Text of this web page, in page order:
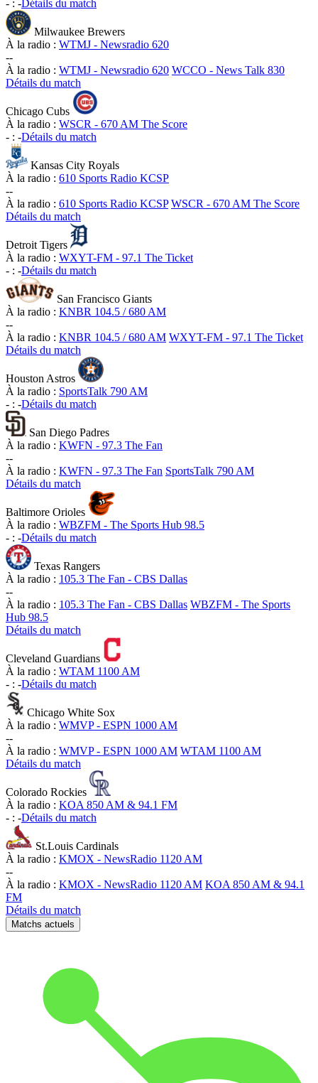
- : - Détails du match
Milwaukee Brewers
À la radio : WTMJ - Newsradio 620
--
À la radio : WTMJ - Newsradio 620 WCCO - News Talk 830
Détails du match
Chicago Cubs
À la radio : WSCR - 670 AM The Score
- : -Détails du match
Kansas City Royals
À la radio : 610 Sports Radio KCSP
--
À la radio : 610 Sports Radio KCSP WSCR - 670 AM The Score
Détails du match
Detroit Tigers
À la radio : WXYT-FM - 97.1 The Ticket
- : -Détails du match
San Francisco Giants
À la radio : KNBR 104.5 / 680 AM
--
À la radio : KNBR 104.5 / 680 AM WXYT-FM - 97.1 The Ticket
Détails du match
Houston Astros
À la radio : SportsTalk 790 AM
- : -Détails du match
San Diego Padres
À la radio : KWFN - 97.3 The Fan
--
À la radio : KWFN - 97.3 The Fan SportsTalk 790 AM
Détails du match
Baltimore Orioles
À la radio : WBZFM - The Sports Hub 98.5
- : -Détails du match
Texas Rangers
À la radio : 105.3 The Fan - CBS Dallas
--
À la radio : 105.3 The Fan - CBS Dallas WBZFM - The Sports
Hub 98.5
Détails du match
Cleveland Guardians
À la radio : WTAM 1100 AM
- : -Détails du match
Chicago White Sox
À la radio : WMVP - ESPN 1000 AM
--
À la radio : WMVP - ESPN 1000 AM WTAM 1100 AM
Détails du match
Colorado Rockies
À la radio : KOA 850 AM & 94.1 FM
- : -Détails du match
St.Louis Cardinals
À la radio : KMOX - NewsRadio 1120 AM
--
À la radio : KMOX - NewsRadio 1120 AM KOA 850 AM & 94.1
FM
Détails du match
Matchs actuels